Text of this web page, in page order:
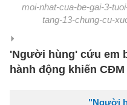
moi-nhat-cua-be-gai-3-
tang-13-chung-cu-
'Người hùng' cứu em
hành động khiến
"Người